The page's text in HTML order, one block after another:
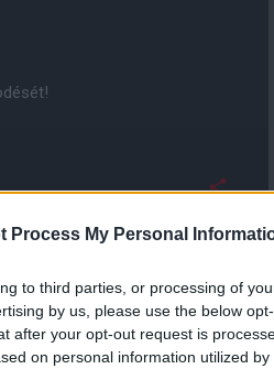
Process My Personal
to third parties, or processing of
by us, please use the below
after your opt-out request is
on personal information utilized